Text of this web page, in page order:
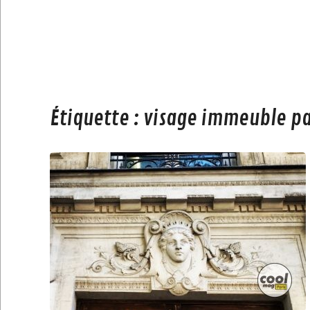
Étiquette : visage immeuble